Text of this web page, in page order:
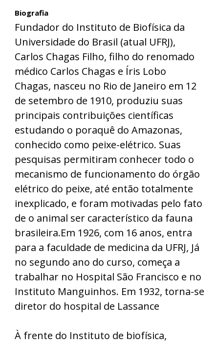
Biografia
Fundador do Instituto de Biofísica da
Universidade do Brasil (atual UFRJ),
Carlos Chagas Filho, filho do renomado
médico Carlos Chagas e Íris Lobo
Chagas, nasceu no Rio de Janeiro em 12
de setembro de 1910, produziu suas
principais contribuições científicas
estudando o poraquê do Amazonas,
conhecido como peixe-elétrico. Suas
pesquisas permitiram conhecer todo o
mecanismo de funcionamento do órgão
elétrico do peixe, até então totalmente
inexplicado, e foram motivadas pelo fato
de o animal ser característico da fauna
brasileira.Em 1926, com 16 anos, entra
para a faculdade de medicina da UFRJ, Já
no segundo ano do curso, começa a
trabalhar no Hospital São Francisco e no
Instituto Manguinhos. Em 1932, torna-se
diretor do hospital de Lassance
À frente do Instituto de biofísica,